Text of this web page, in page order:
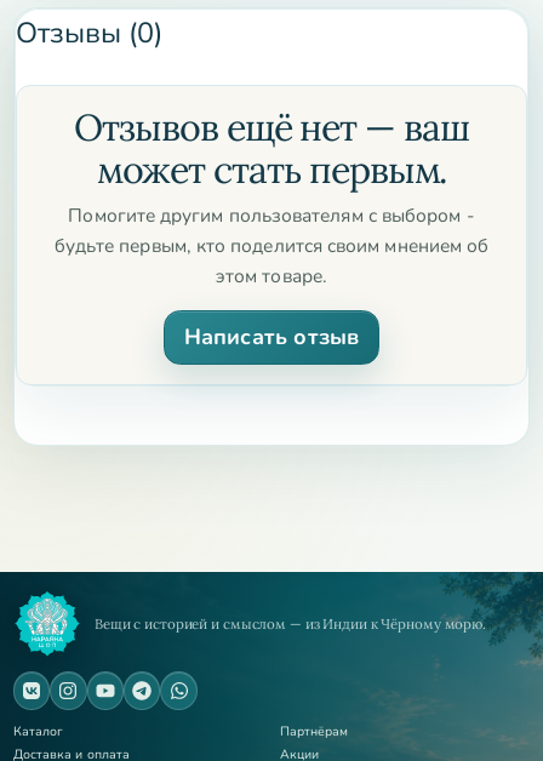
Отзывы (0)
Отзывов ещё нет — ваш
может стать первым.
Помогите другим пользователям с выбором -
будьте первым, кто поделится своим мнением об
этом товаре.
Написать отзыв
Вещи с историей и смыслом — из Индии к Чёрному морю.
Каталог
Партнёрам
Доставка и оплата
Акции